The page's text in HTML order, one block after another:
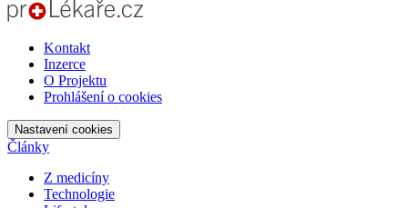
Kontakt
Inzerce
O Projektu
Prohlášení o cookies
Nastavení cookies
Články
Z medicíny
Technologie